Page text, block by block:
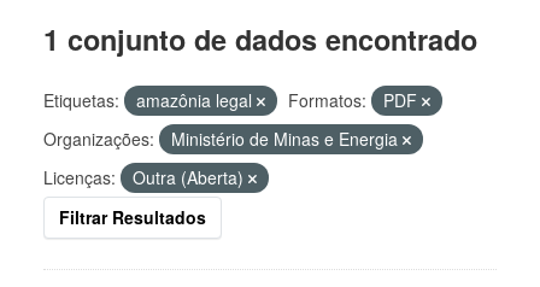
1 conjunto de dados encontrado
Etiquetas: amazônia legal Formatos:
PDF
Organizações:
Ministério de Minas e Energia
Licenças:
Outra (Aberta)
Filtrar Resultados